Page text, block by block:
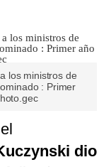
los ministros de
: Primer
dio